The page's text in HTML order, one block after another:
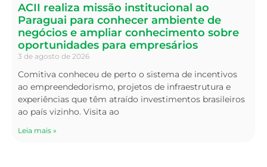
ACII realiza missão institucional ao
Paraguai para conhecer ambiente de
negócios e ampliar conhecimento sobre
oportunidades para empresários
3 de agosto de 2026
Comitiva conheceu de perto o sistema de incentivos
ao empreendedorismo, projetos de infraestrutura e
experiências que têm atraído investimentos brasileiros
ao país vizinho. Visita ao
Leia mais »